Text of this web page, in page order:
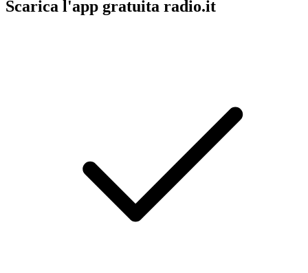
Scarica l'app gratuita radio.it